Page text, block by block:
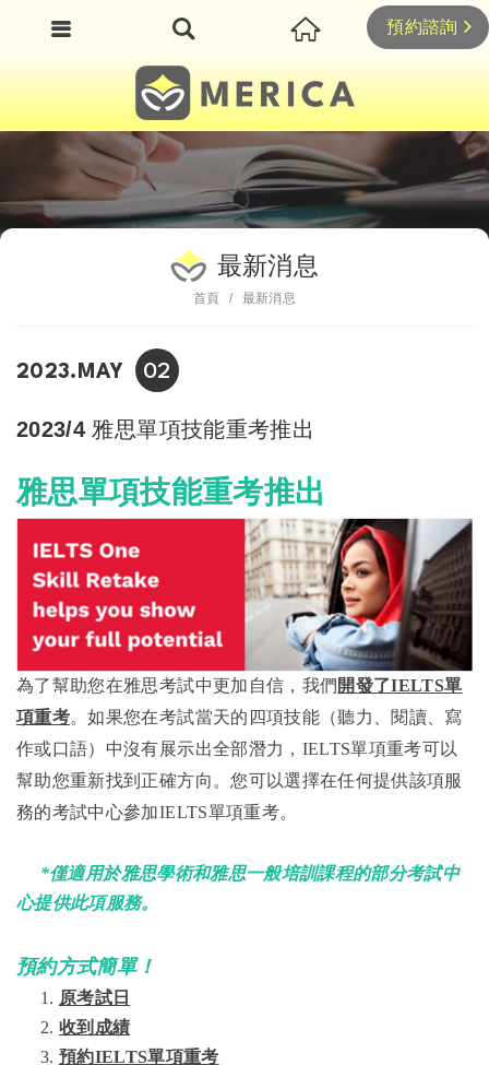
首頁 最新消息
最新消息
2023.MAY 02
2023/4 雅思單項技能重考推出
雅思單項技能重考推出
為了幫助您在雅思考試中更加自信，我們 開發了IELTS單
項重考。如果您在考試當天的四項技能（聽力、閱讀、寫
作或口語）中沒有展示出全部潛力，IELTS單項重考可以
幫助您重新找到正確方向。您可以選擇在任何提供該項服
務的考試中心參加IELTS單項重考。
*僅適用於雅思學術和雅思一般培訓課程的部分考試中
心提供此項服務。
預約方式簡單！
1. 原考試日
2. 收到成績
3. 預約IELTS單項重考
預約諮詢